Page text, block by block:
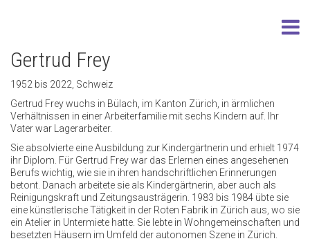
Gertrud Frey
1952 bis 2022, Schweiz
Gertrud Frey wuchs in Bülach, im Kanton Zürich, in ärmlichen
Verhältnissen in einer Arbeiterfamilie mit sechs Kindern auf. Ihr
Vater war Lagerarbeiter.
Sie absolvierte eine Ausbildung zur Kindergärtnerin und erhielt 1974
ihr Diplom. Für Gertrud Frey war das Erlernen eines angesehenen
Berufs wichtig, wie sie in ihren handschriftlichen Erinnerungen
betont. Danach arbeitete sie als Kindergärtnerin, aber auch als
Reinigungskraft und Zeitungsausträgerin. 1983 bis 1984 übte sie
eine künstlerische Tätigkeit in der Roten Fabrik in Zürich aus, wo sie
ein Atelier in Untermiete hatte. Sie lebte in Wohngemeinschaften und
besetzten Häusern im Umfeld der autonomen Szene in Zürich.